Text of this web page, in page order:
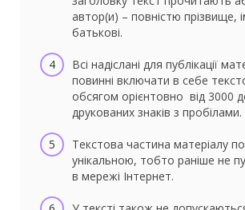
автор(и) – повністю прізвище,
батькові.
Всі надіслані для публікації
повинні включати в себе
обсягом орієнтовно від 3000
друкованих знаків з пробілами.
Текстова частина матеріалу
унікальною, тобто раніше не
в мережі Інтернет.